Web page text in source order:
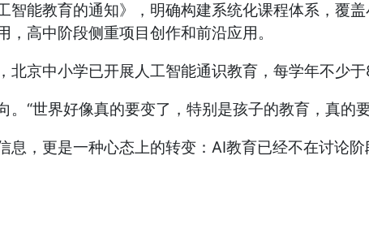
能教育的通知》，明确构建系统化课程体系，覆
高中阶段侧重项目创作和前沿应用。
京中小学已开展人工智能通识教育，每学年不少
“世界好像真的要变了，特别是孩子的教育，真的
，更是一种心态上的转变：AI教育已经不在讨论阶